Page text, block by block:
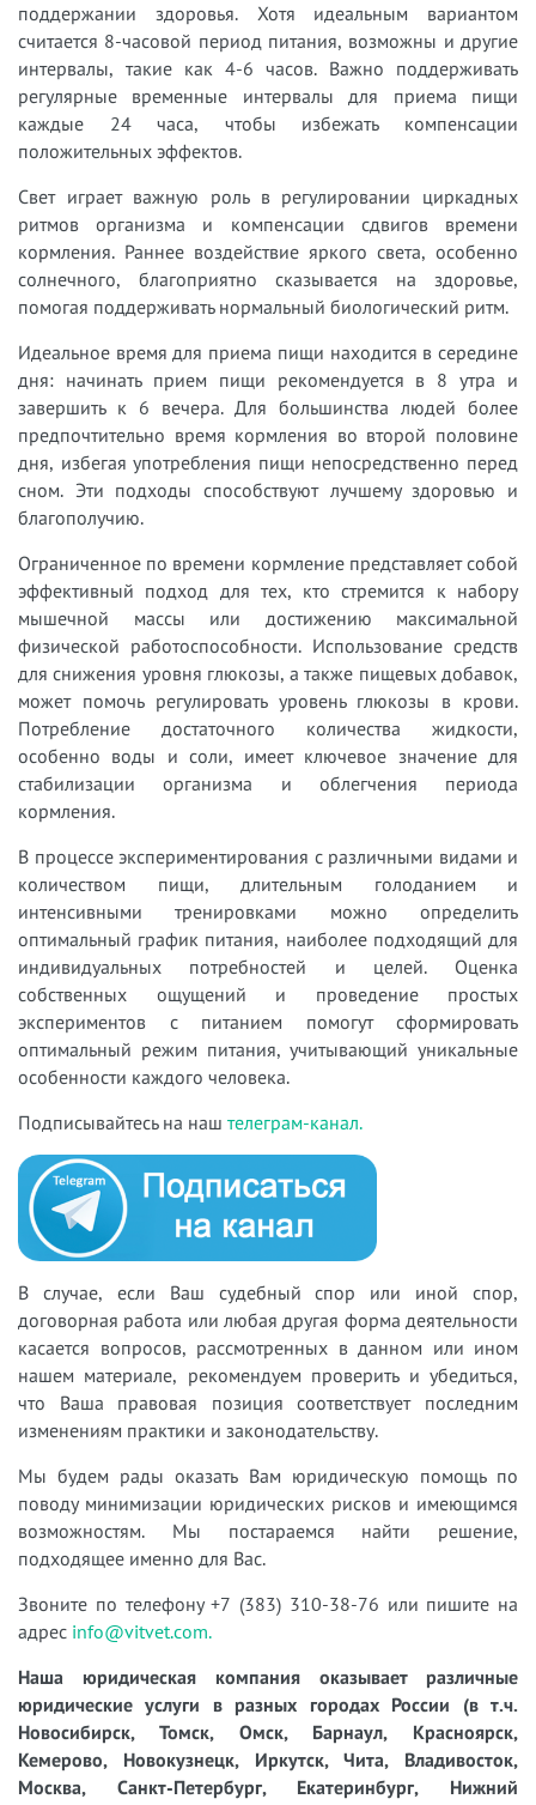
поддержании здоровья. Хотя идеальным вариантом
считается 8-часовой период питания, возможны и другие
интервалы, такие как 4-6 часов. Важно поддерживать
регулярные временные интервалы для приема пищи
каждые 24 часа, чтобы избежать компенсации
положительных эффектов.
Свет играет важную роль в регулировании циркадных
ритмов организма и компенсации сдвигов времени
кормления. Раннее воздействие яркого света, особенно
солнечного, благоприятно сказывается на здоровье,
помогая поддерживать нормальный биологический ритм.
Идеальное время для приема пищи находится в середине
дня: начинать прием пищи рекомендуется в 8 утра и
завершить к 6 вечера. Для большинства людей более
предпочтительно время кормления во второй половине
дня, избегая употребления пищи непосредственно перед
сном. Эти подходы способствуют лучшему здоровью и
благополучию.
Ограниченное по времени кормление представляет собой
эффективный подход для тех, кто стремится к набору
мышечной массы или достижению максимальной
физической работоспособности. Использование средств
для снижения уровня глюкозы, а также пищевых добавок,
может помочь регулировать уровень глюкозы в крови.
Потребление достаточного количества жидкости,
особенно воды и соли, имеет ключевое значение для
стабилизации организма и облегчения периода
кормления.
В процессе экспериментирования с различными видами и
количеством пищи, длительным голоданием и
интенсивными тренировками можно определить
оптимальный график питания, наиболее подходящий для
индивидуальных потребностей и целей. Оценка
собственных ощущений и проведение простых
экспериментов с питанием помогут сформировать
оптимальный режим питания, учитывающий уникальные
особенности каждого человека.
Подписывайтесь на наш телеграм-канал.
В случае, если Ваш судебный спор или иной спор,
договорная работа или любая другая форма деятельности
касается вопросов, рассмотренных в данном или ином
нашем материале, рекомендуем проверить и убедиться,
что Ваша правовая позиция соответствует последним
изменениям практики и законодательству.
Мы будем рады оказать Вам юридическую помощь по
поводу минимизации юридических рисков и имеющимся
возможностям. Мы постараемся найти решение,
подходящее именно для Вас.
Звоните по телефону +7 (383) 310-38-76 или пишите на
адрес info@vitvet.com.
Наша юридическая компания оказывает различные
юридические услуги в разных городах России (в т.ч.
Новосибирск, Томск, Омск, Барнаул, Красноярск,
Кемерово, Новокузнецк, Иркутск, Чита, Владивосток,
Москва, Санкт-Петербург, Екатеринбург, Нижний